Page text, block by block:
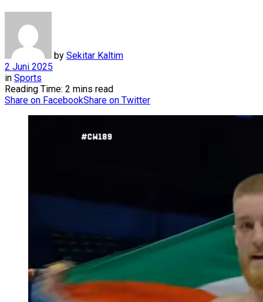
by Sekitar Kaltim
2 Juni 2025
in Sports
Reading Time: 2 mins read
Share on FacebookShare on Twitter